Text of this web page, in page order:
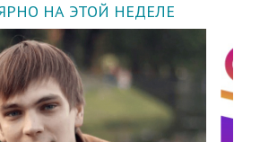
НА ЭТОЙ НЕДЕЛЕ